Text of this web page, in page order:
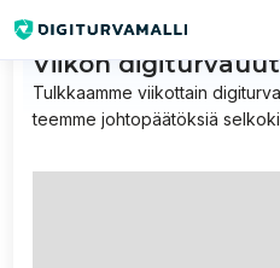
Viikon
Tulkkaamme viikottain
teemme johtopäätöksiä